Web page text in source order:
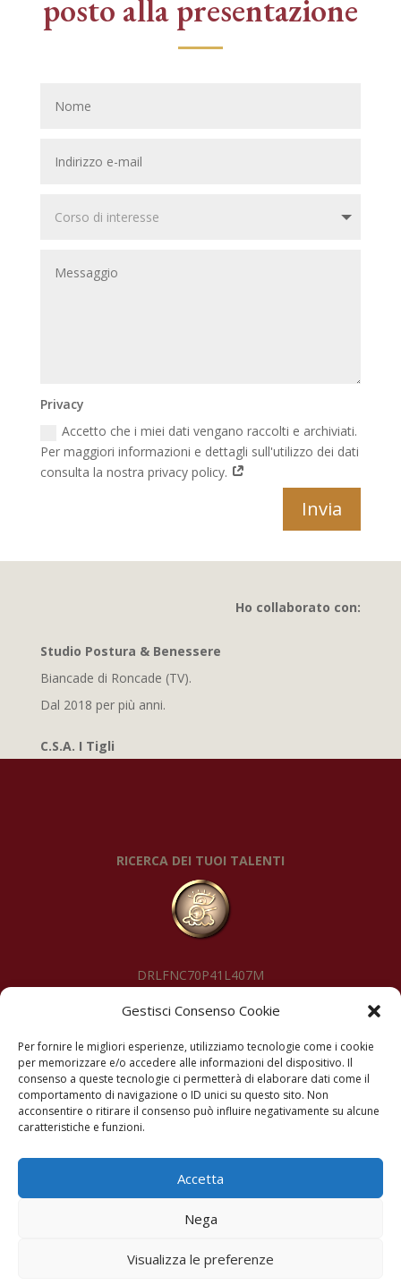
Gestisci Consenso Cookie
Per fornire le migliori esperienze, utilizziamo tecnologie come i cookie
per memorizzare e/o accedere alle informazioni del dispositivo. Il
consenso a queste tecnologie ci permetterà di elaborare dati come il
comportamento di navigazione o ID unici su questo sito. Non
acconsentire o ritirare il consenso può influire negativamente su alcune
caratteristiche e funzioni.
Accetta
Nega
Visualizza le preferenze
posto alla presentazione
Privacy
Accetto che i miei dati vengano raccolti e archiviati.
Per maggiori informazioni e dettagli sull'utilizzo dei dati
consulta la nostra privacy policy.
Invia
Ho collaborato con:
Studio Postura & Benessere
Biancade di Roncade (TV).
Dal 2018 per più anni.
C.S.A. I Tigli
RICERCA DEI TUOI TALENTI
DRLFNC70P41L407M
RITRATTI